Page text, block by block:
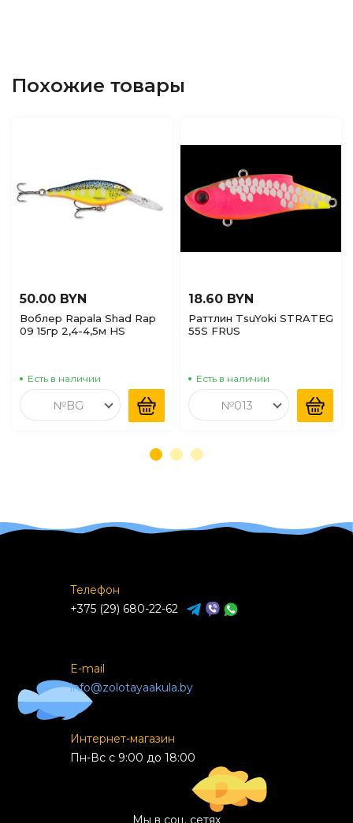
Похожие товары
50.00 BYN
Воблер Rapala Shad Rap
09 15гр 2,4-4,5м HS
Есть в наличии
№BG
18.60 BYN
Раттлин TsuYoki STRATEG
55S FRUS
Есть в наличии
№013
Телефон
+375 (29) 680-22-62
E-mail
info@zolotayaakula.by
Интернет-магазин
Пн-Вс с 9:00 до 18:00
Мы в соц. сетях